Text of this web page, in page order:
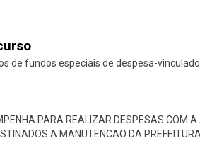
de fundos especiais de despesa-
PARA REALIZAR DESPESAS COM
A MANUTENCAO DA PREFEITURA